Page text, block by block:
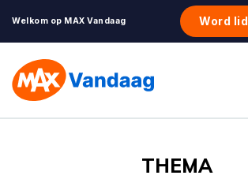
Welkom op MAX Vandaag Word lid
THEMA